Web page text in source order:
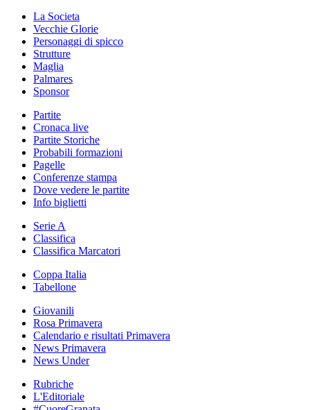
La Societa
Vecchie Glorie
Personaggi di spicco
Strutture
Maglia
Palmares
Sponsor
Partite
Cronaca live
Partite Storiche
Probabili formazioni
Pagelle
Conferenze stampa
Dove vedere le partite
Info biglietti
Serie A
Classifica
Classifica Marcatori
Coppa Italia
Tabellone
Giovanili
Rosa Primavera
Calendario e risultati Primavera
News Primavera
News Under
Rubriche
L'Editoriale